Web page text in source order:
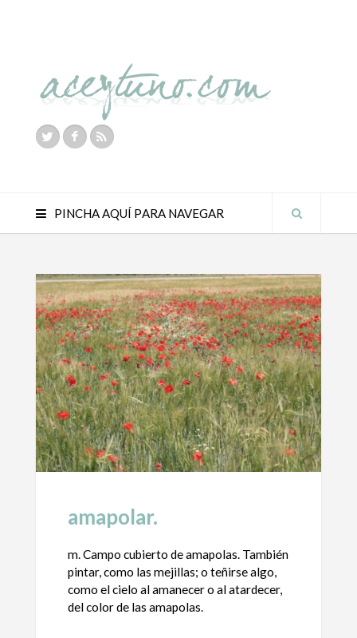
PINCHA AQUÍ PARA NAVEGAR
amapolar.
m. Campo cubierto de amapolas. También
pintar, como las mejillas; o teñirse algo,
como el cielo al amanecer o al atardecer,
del color de las amapolas.